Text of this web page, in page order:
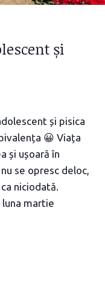
și
și pisica
😀 Viața
și ușoară în
se opresc deloc,
niciodată.
martie